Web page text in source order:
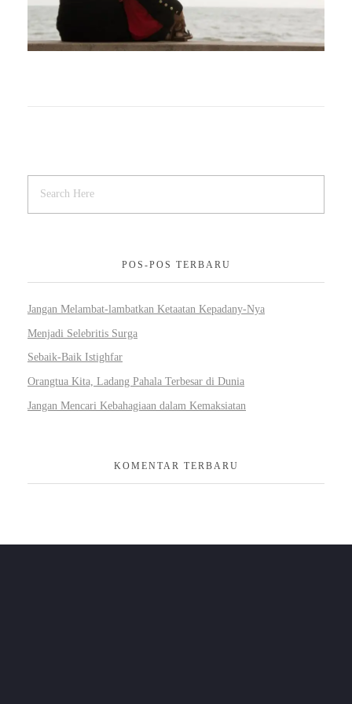
POS-POS TERBARU
Jangan Melambat-lambatkan Ketaatan Kepadany-Nya
Menjadi Selebritis Surga
Sebaik-Baik Istighfar
Orangtua Kita, Ladang Pahala Terbesar di Dunia
Jangan Mencari Kebahagiaan dalam Kemaksiatan
KOMENTAR TERBARU